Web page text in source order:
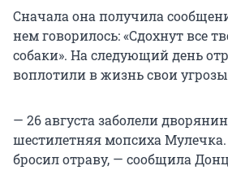
Сначала она получила
нем говорилось: «Сдохнут все
собаки». На следующий день
воплотили в жизнь свои
— 26 августа заболели
шестилетняя мопсиха Мулечка.
бросил отраву, — сообщила